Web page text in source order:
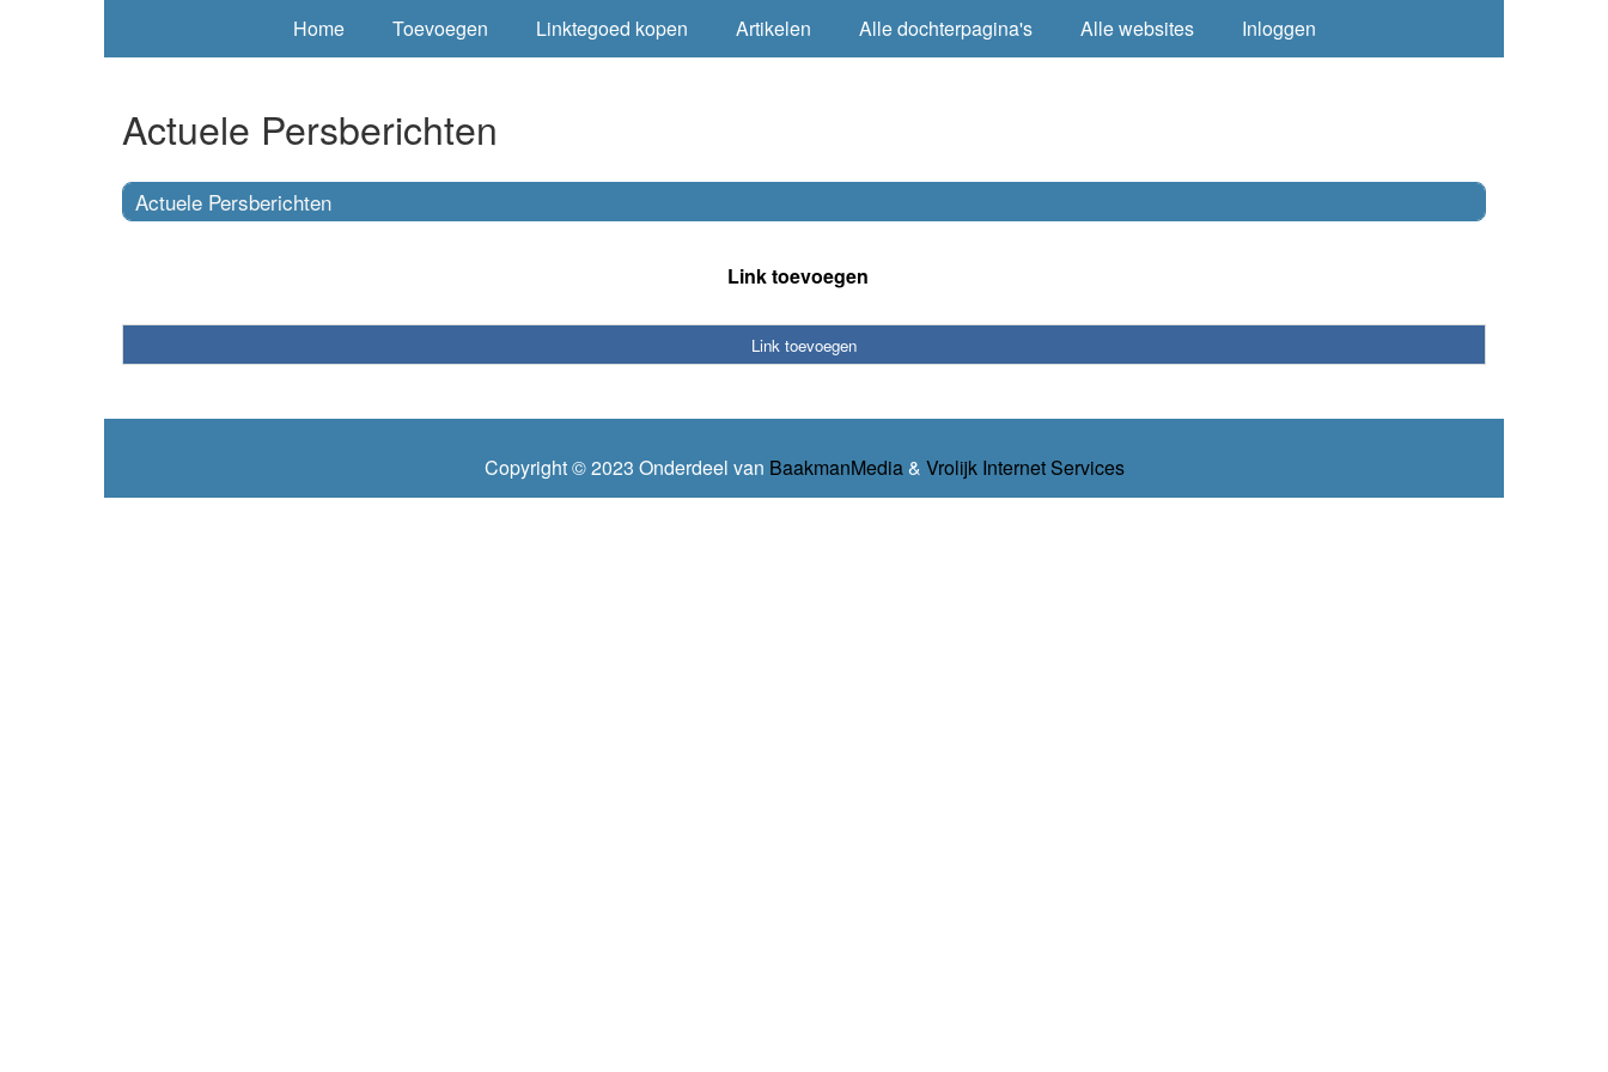
Home Toevoegen Linktegoed kopen Artikelen Alle dochterpagina's Alle websites Inloggen
Actuele Persberichten
Actuele Persberichten
Link toevoegen
Link toevoegen
Copyright © 2023 Onderdeel van BaakmanMedia& Vrolijk Internet Services